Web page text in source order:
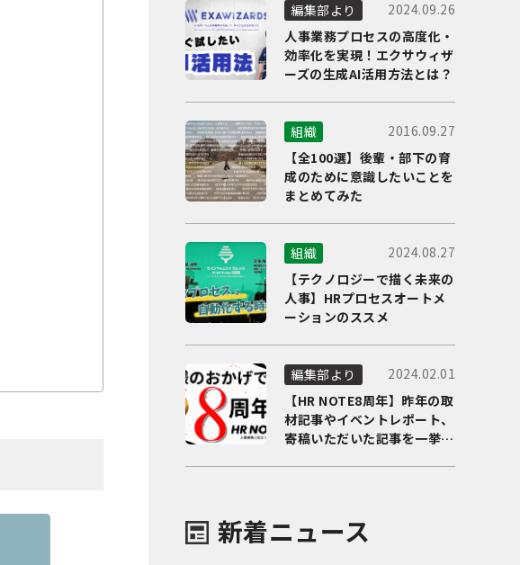
編集部より
2024.09.26
人事業務プロセスの高度化・
効率化を実現！エクサウィザ
ーズの生成AI活用方法とは？
組織
2016.09.27
【全100選】後輩・部下の育
成のために意識したいことを
まとめてみた
組織
2024.08.27
【テクノロジーで描く未来の
人事】HRプロセスオートメ
ーションのススメ
編集部より
2024.02.01
【HR NOTE8周年】昨年の取
材記事やイベントレポート、
寄稿いただいた記事を一挙に
新着ニュース